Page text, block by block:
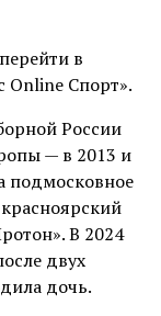
в
Online Спорт».
России
— в 2013 и
подмосковное
В 2024
двух
дочь.